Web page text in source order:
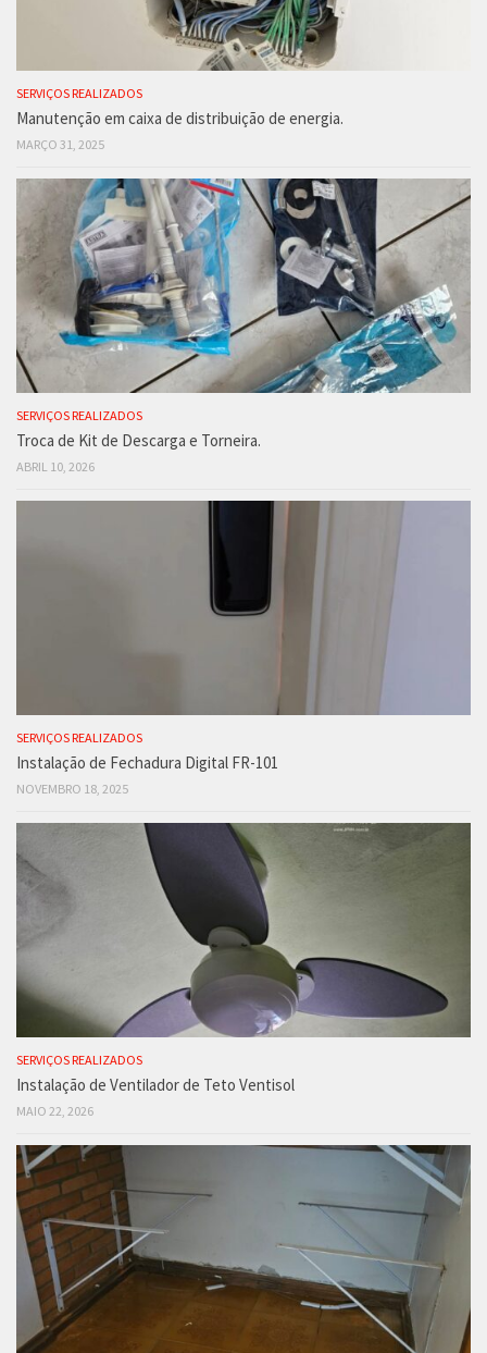
SERVIÇOS REALIZADOS
Manutenção em caixa de distribuição de energia.
MARÇO 31, 2025
SERVIÇOS REALIZADOS
Troca de Kit de Descarga e Torneira.
ABRIL 10, 2026
SERVIÇOS REALIZADOS
Instalação de Fechadura Digital FR-101
NOVEMBRO 18, 2025
SERVIÇOS REALIZADOS
Instalação de Ventilador de Teto Ventisol
MAIO 22, 2026